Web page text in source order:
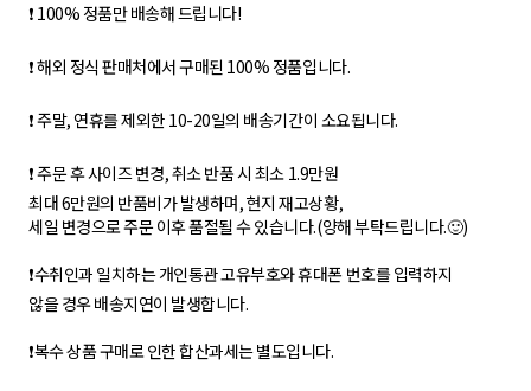
❗ 100% 정품만 배송해 드립니다!
❗ 해외 정식 판매처에서 구매된 100% 정품입니다.
❗ 주말, 연휴를 제외한 10-20일의 배송기간이 소요됩니다.
❗ 주문 후 사이즈 변경, 취소 반품 시 최소 1.9만원
최대 6만원의 반품비가 발생하며, 현지 재고상황,
세일 변경으로 주문 이후 품절될 수 있습니다.(양해 부탁드립니다.🙂)
❗수취인과 일치하는 개인통관 고유부호와 휴대폰 번호를 입력하지
않을 경우 배송지연이 발생합니다.
❗복수 상품 구매로 인한 합산과세는 별도입니다.